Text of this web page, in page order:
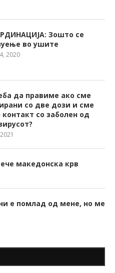
Зошто се
во ушите
2020
да правиме ако сме
со две дози и сме
контакт со заболен од
македонска крв
е помлад од мене, но ме